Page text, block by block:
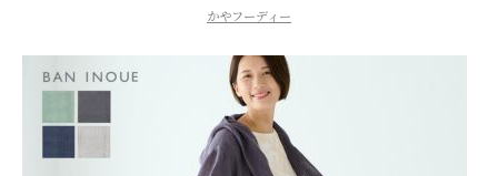
かやフーディー